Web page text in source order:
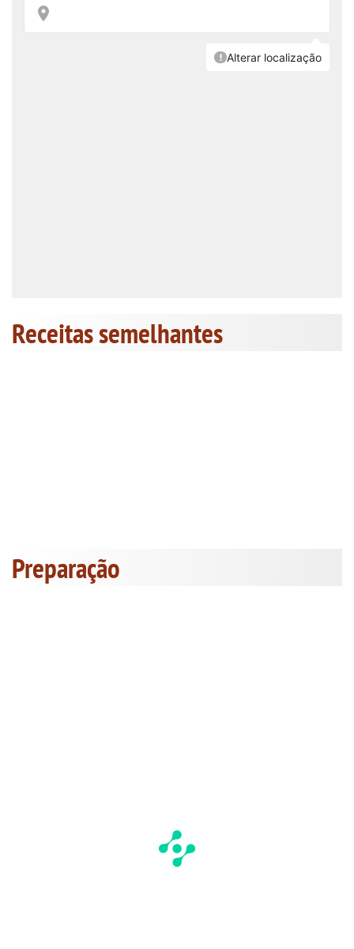
Receitas semelhantes
Preparação